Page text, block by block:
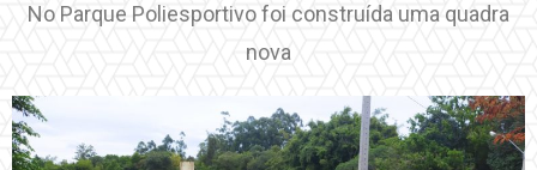
No Parque Poliesportivo foi construída uma quadra
nova